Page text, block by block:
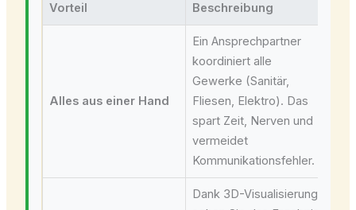
Vorteil
Beschreibung
Alles aus einer Hand
Ein Ansprechpartner
koordiniert alle
Gewerke (Sanitär,
Fliesen, Elektro). Das
spart Zeit, Nerven und
vermeidet
Kommunikationsfehler.
Dank 3D-Visualisierung